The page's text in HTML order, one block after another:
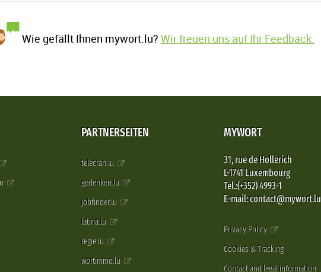
Wie gefällt Ihnen mywort.lu?Wir freuen uns auf Ihr Feedback.
PARTNERSEITEN
telecran.lu
gedenken.lu
jobfinder.lu
latina.lu
regie.lu
wortimmo.lu
MYWORT
31, rue de Hollerich
L-1741 Luxembourg
Tel.:(+352) 4993-1
E-mail: contact@mywort.lu
Privacy Policy
Cookies & Tracking
Contact and legal information